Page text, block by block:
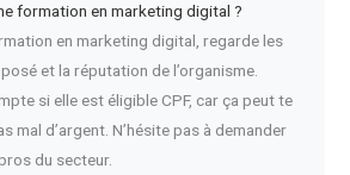
formation en marketing digital ?
en marketing digital, regarde les
et la réputation de l’organisme.
si elle est éligible CPF, car ça peut te
mal d’argent. N’hésite pas à demander
du secteur.